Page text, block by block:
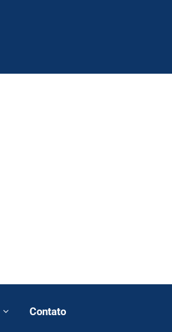
Contato